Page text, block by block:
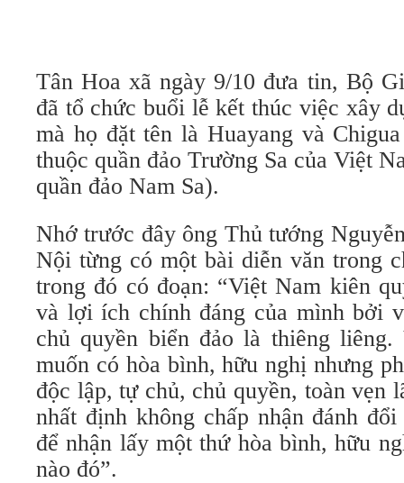
Tân Hoa xã ngày 9/10 đưa tin, Bộ
đã tổ chức buổi lễ kết thúc việc xây
mà họ đặt tên là Huayang và
thuộc quần đảo Trường Sa của Việt
quần đảo Nam Sa).
Nhớ trước đây ông Thủ tướng
Nội từng có một bài diễn văn trong
trong đó có đoạn: “Việt Nam kiên
và lợi ích chính đáng của mình bởi
chủ quyền biển đảo là thiêng
muốn có hòa bình, hữu nghị nhưng
độc lập, tự chủ, chủ quyền, toàn vẹn
nhất định không chấp nhận đánh
để nhận lấy một thứ hòa bình, hữu
nào đó”.